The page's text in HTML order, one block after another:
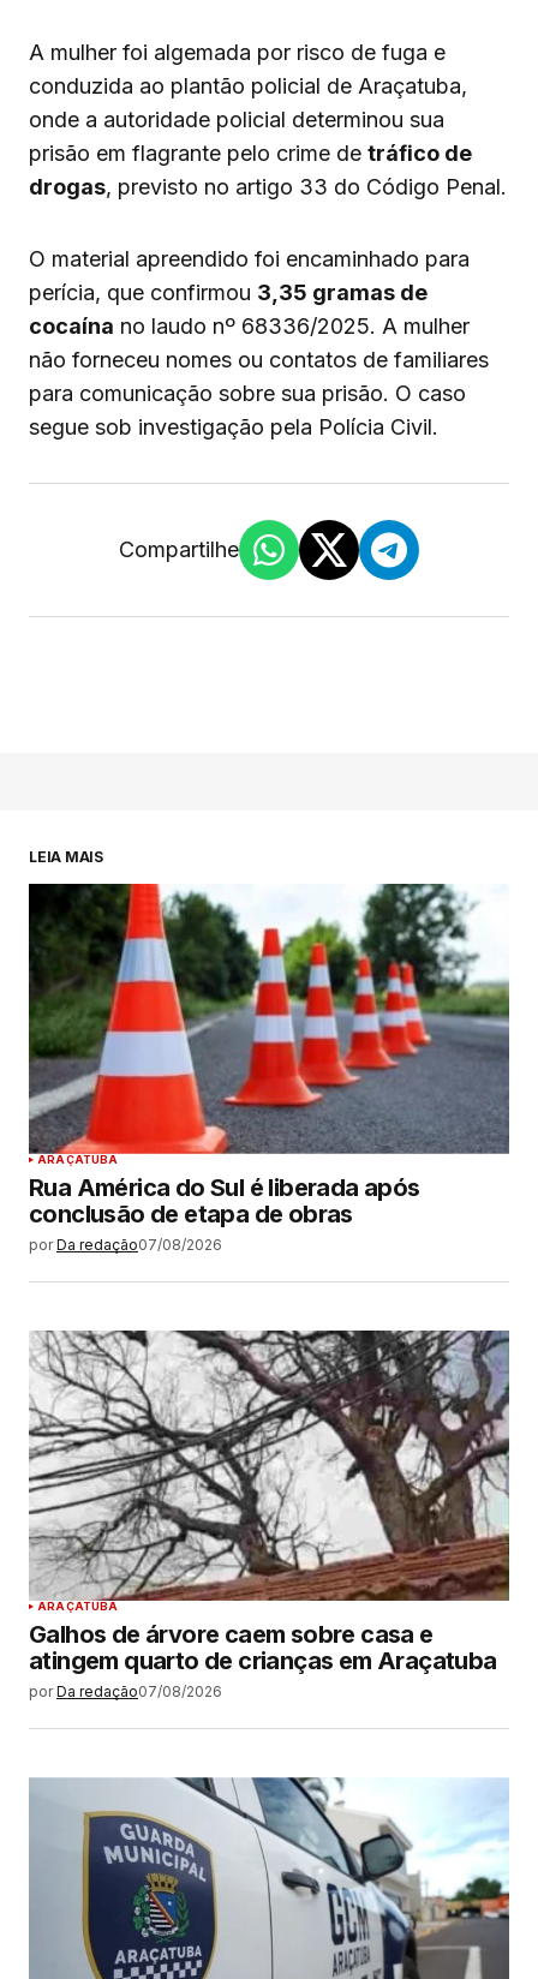
A mulher foi algemada por risco de fuga e
conduzida ao plantão policial de Araçatuba,
onde a autoridade policial determinou sua
prisão em flagrante pelo crime de tráfico de
drogas, previsto no artigo 33 do Código Penal.
O material apreendido foi encaminhado para
perícia, que confirmou 3,35 gramas de
cocaína no laudo nº 68336/2025. A mulher
não forneceu nomes ou contatos de familiares
para comunicação sobre sua prisão. O caso
segue sob investigação pela Polícia Civil.
Compartilhe
LEIA MAIS
ARAÇATUBA
Rua América do Sul é liberada após
conclusão de etapa de obras
por Da redação07/08/2026
ARAÇATUBA
Galhos de árvore caem sobre casa e
atingem quarto de crianças em Araçatuba
por Da redação07/08/2026